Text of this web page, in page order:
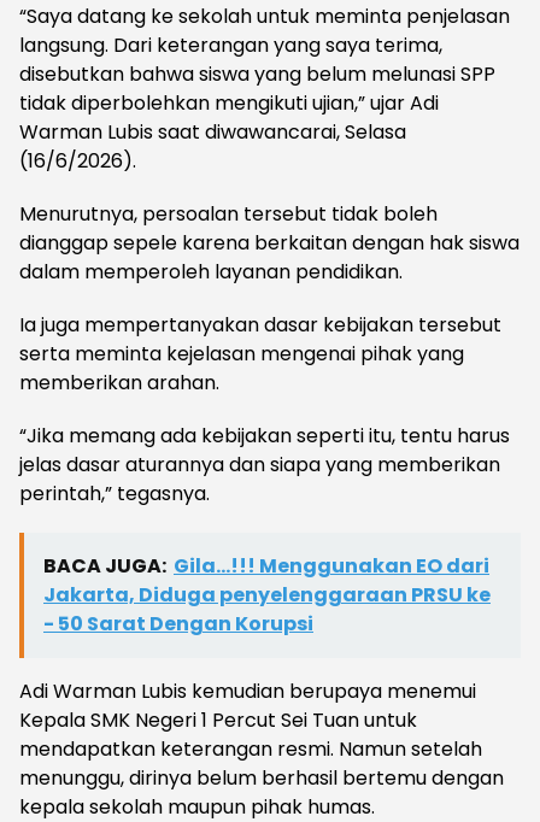
“Saya datang ke sekolah untuk meminta penjelasan
langsung. Dari keterangan yang saya terima,
disebutkan bahwa siswa yang belum melunasi SPP
tidak diperbolehkan mengikuti ujian,” ujar Adi
Warman Lubis saat diwawancarai, Selasa
(16/6/2026).
Menurutnya, persoalan tersebut tidak boleh
dianggap sepele karena berkaitan dengan hak siswa
dalam memperoleh layanan pendidikan.
Ia juga mempertanyakan dasar kebijakan tersebut
serta meminta kejelasan mengenai pihak yang
memberikan arahan.
“Jika memang ada kebijakan seperti itu, tentu harus
jelas dasar aturannya dan siapa yang memberikan
perintah,” tegasnya.
BACA JUGA: Gila...!!! Menggunakan EO dari
Jakarta, Diduga penyelenggaraan PRSU ke
- 50 Sarat Dengan Korupsi
Adi Warman Lubis kemudian berupaya menemui
Kepala SMK Negeri 1 Percut Sei Tuan untuk
mendapatkan keterangan resmi. Namun setelah
menunggu, dirinya belum berhasil bertemu dengan
kepala sekolah maupun pihak humas.